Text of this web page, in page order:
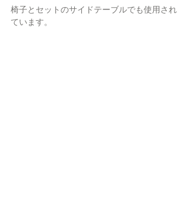
椅子とセットのサイドテーブルでも使用され
ています。